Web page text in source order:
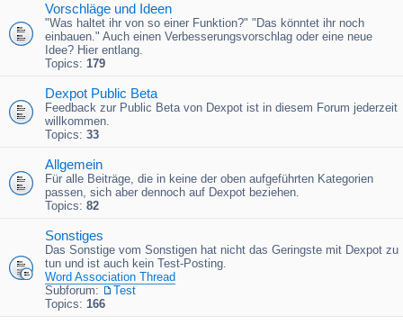
Vorschläge und Ideen
"Was haltet ihr von so einer Funktion?" "Das könntet ihr noch
einbauen." Auch einen Verbesserungsvorschlag oder eine neue
Idee? Hier entlang.
Topics: 179
Dexpot Public Beta
Feedback zur Public Beta von Dexpot ist in diesem Forum jederzeit
willkommen.
Topics: 33
Allgemein
Für alle Beiträge, die in keine der oben aufgeführten Kategorien
passen, sich aber dennoch auf Dexpot beziehen.
Topics: 82
Sonstiges
Das Sonstige vom Sonstigen hat nicht das Geringste mit Dexpot zu
tun und ist auch kein Test-Posting.
Word Association Thread
Subforum:
Test
Topics: 166